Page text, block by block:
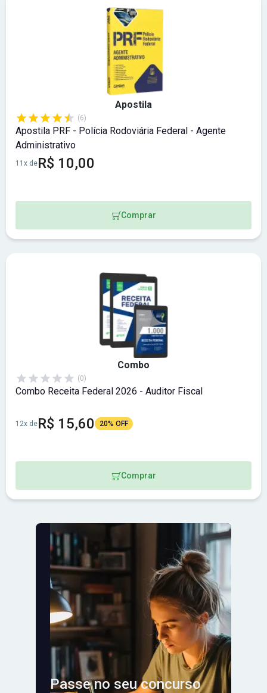
Apostila
(6)
Apostila PRF - Polícia Rodoviária Federal - Agente
Administrativo
11x deR$ 10,00
Comprar
Combo
(0)
Combo Receita Federal 2026 - Auditor Fiscal
12x deR$ 15,60 20% OFF
Comprar
Passe no seu concurso